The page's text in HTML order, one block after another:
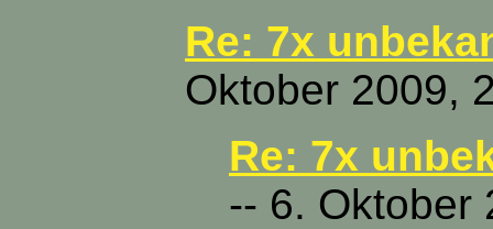
Re: 7x
Oktober 2009,
Re: 7x
-- 6. Oktober